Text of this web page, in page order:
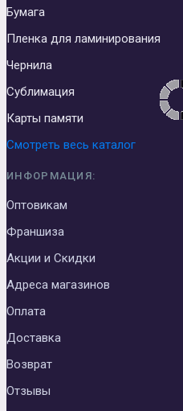
Бумага
Пленка для ламинирования
Чернила
Сублимация
Карты памяти
Смотреть весь каталог
ИНФОРМАЦИЯ:
Оптовикам
Франшиза
Акции и Скидки
Адреса магазинов
Оплата
Доставка
Возврат
Отзывы